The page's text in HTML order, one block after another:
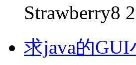
Strawberry8
求java的